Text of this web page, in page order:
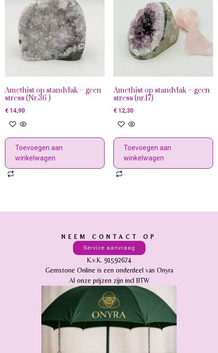
Amethist op standvlak – geen
stress (Nr.36 )
€ 14,90
Toevoegen aan
winkelwagen
Amethist op standvlak – geen
stress (nr.17)
€12,30
Toevoegen aan
winkelwagen
NEEM CONTACT OP
Service aanvraag
K.v.K. 91592674
Gemstone Online is een onderdeel van Onyra
Al onze prijzen zijn incl BTW